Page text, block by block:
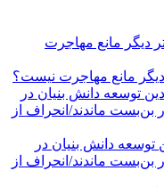
دیگر مانع مهاجرت نیست؟
توسعه دانش بنیان در
ماندند/انحراف از